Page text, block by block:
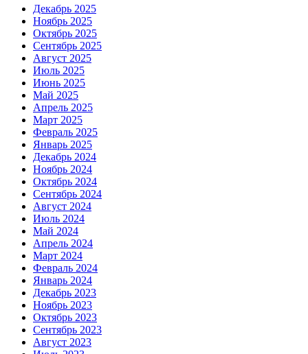
Декабрь 2025
Ноябрь 2025
Октябрь 2025
Сентябрь 2025
Август 2025
Июль 2025
Июнь 2025
Май 2025
Апрель 2025
Март 2025
Февраль 2025
Январь 2025
Декабрь 2024
Ноябрь 2024
Октябрь 2024
Сентябрь 2024
Август 2024
Июль 2024
Май 2024
Апрель 2024
Март 2024
Февраль 2024
Январь 2024
Декабрь 2023
Ноябрь 2023
Октябрь 2023
Сентябрь 2023
Август 2023